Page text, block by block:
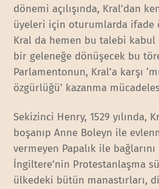
dönemi açılışında, Kral’dan
üyeleri için oturumlarda ifade
Kral da hemen bu talebi kabul
bir geleneğe dönüşecek bu
Parlamentonun, Kral’a karşı
özgürlüğü’ kazanma
Sekizinci Henry, 1529 yılında,
boşanıp Anne Boleyn ile
vermeyen Papalık ile
İngiltere’nin Protestanlaşma
ülkedeki bütün manastırları,